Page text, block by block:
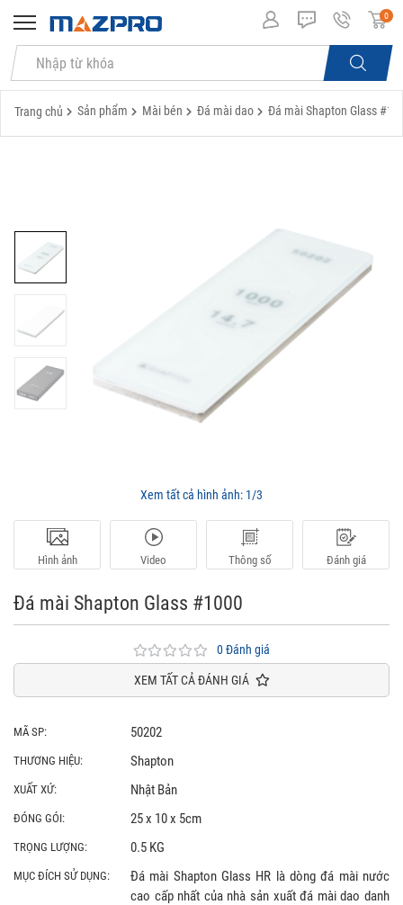
0
Trang chủ Sản phẩm Mài bén Đá mài dao Đá mài Shapton Glass
Xem tất cả hình ảnh: 1/3
Hình ảnh Video Thông số Đánh giá
Đá mài Shapton Glass #1000
0 Đánh giá
XEM TẤT CẢ ĐÁNH GIÁ
MÃ SP: 50202
THƯƠNG HIỆU: Shapton
XUẤT XỨ: Nhật Bản
ĐÓNG GÓI: 25 x 10 x 5cm
TRỌNG LƯỢNG: 0.5 KG
MỤC ĐÍCH SỬ DỤNG:
Đá mài Shapton Glass HR là dòng đá mài nước
cao cấp nhất của nhà sản xuất đá mài dao danh